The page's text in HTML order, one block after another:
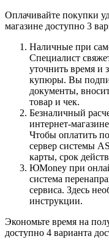
Оплачивайте покупки
магазине доступно 3
Наличные при
Специалист
уточнить время и
купюры. Вы
документы,
товар и чек.
Безналичный
интернет-
Чтобы оплатить
сервер системы
карты, срок
ЮMoney при
система
сервиса. Здесь
инструкции.
Экономьте время на
доступно 4 варианта